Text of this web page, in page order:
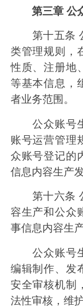
第三章 公
第十五条 公
类管理规则，
性质、注册地
等基本信息，
者业务范围。
公众账号生
账号运营管理
众账号登记的
信息内容生产发
第十六条 公
容生产和公众
事信息内容生
公众账号生
编辑制作、发
安全审核机制
法性审核，维